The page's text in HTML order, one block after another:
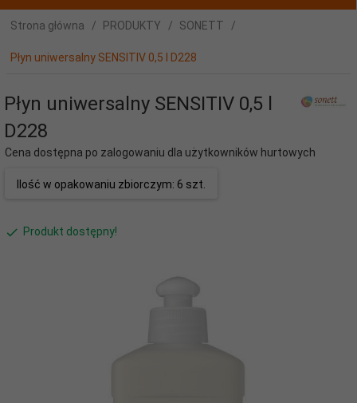
Strona główna PRODUKTY SONETT
Płyn uniwersalny SENSITIV 0,5 l D228
Płyn uniwersalny SENSITIV 0,5 l
D228
Cena dostępna po zalogowaniu dla użytkowników hurtowych
Ilość w opakowaniu zbiorczym: 6 szt.
Produkt dostępny!